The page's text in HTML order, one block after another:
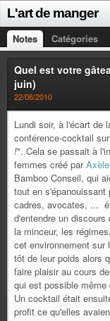
L'art de manger
Notes Catégories
Quel est votre
juin)
22/06/2010
Lundi soir, à l'écart de
conférence-cocktail
!". Cela se passait à
femmes créé par
Bamboo Conseil, qui
tout en s'épanouissant
cadres, avocates, ...
d'entendre un
la minceur, les
cet environnement sur
tôt de leur poids alors
faire plaisir au cours
qui est possible même
Un cocktail était
profit ce qu'elles